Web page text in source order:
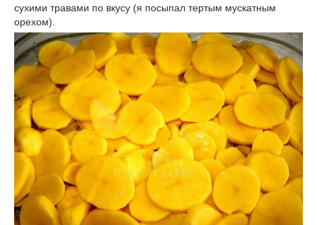
сухими травами по вкусу (я посыпал тертым мускатным
орехом).